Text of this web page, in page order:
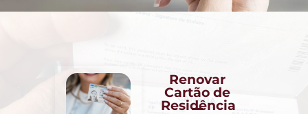
Renovar
Cartão de
Residência